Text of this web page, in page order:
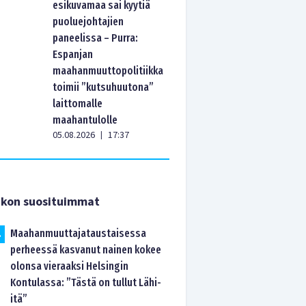
esikuvamaa sai kyytiä
puoluejohtajien
paneelissa – Purra:
Espanjan
maahanmuuttopolitiikka
toimii ”kutsuhuutona”
laittomalle
maahantulolle
05.08.2026 | 17:37
suosituimmat
Maahanmuuttajataustaisessa
perheessä kasvanut nainen kokee
olonsa vieraaksi Helsingin
Kontulassa: ”Tästä on tullut Lähi-
itä”